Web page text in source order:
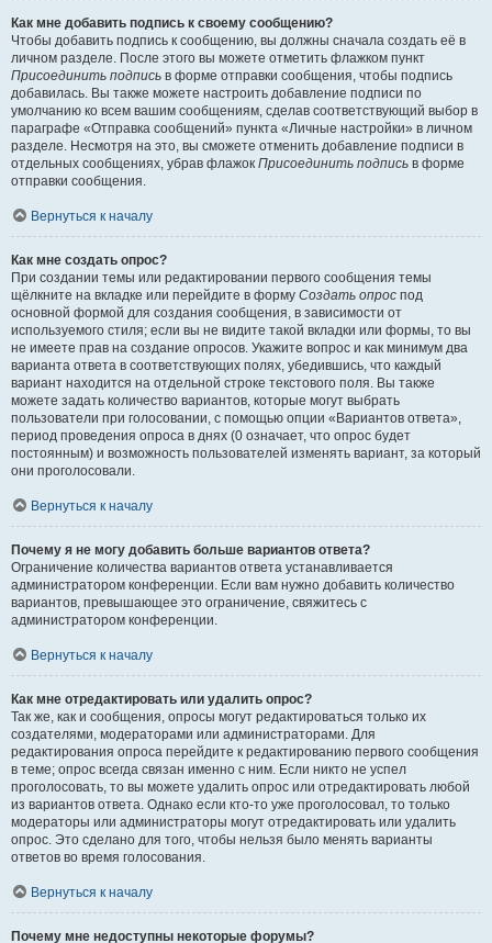
Как мне добавить подпись к своему сообщению?
Чтобы добавить подпись к сообщению, вы должны сначала создать её в
личном разделе. После этого вы можете отметить флажком пункт
Присоединить подпись в форме отправки сообщения, чтобы подпись
добавилась. Вы также можете настроить добавление подписи по
умолчанию ко всем вашим сообщениям, сделав соответствующий выбор в
параграфе «Отправка сообщений» пункта «Личные настройки» в личном
разделе. Несмотря на это, вы сможете отменить добавление подписи в
отдельных сообщениях, убрав флажок Присоединить подпись в форме
отправки сообщения.
Вернуться к началу
Как мне создать опрос?
При создании темы или редактировании первого сообщения темы
щёлкните на вкладке или перейдите в форму Создать опрос под
основной формой для создания сообщения, в зависимости от
используемого стиля; если вы не видите такой вкладки или формы, то вы
не имеете прав на создание опросов. Укажите вопрос и как минимум два
варианта ответа в соответствующих полях, убедившись, что каждый
вариант находится на отдельной строке текстового поля. Вы также
можете задать количество вариантов, которые могут выбрать
пользователи при голосовании, с помощью опции «Вариантов ответа»,
период проведения опроса в днях (0 означает, что опрос будет
постоянным) и возможность пользователей изменять вариант, за который
они проголосовали.
Вернуться к началу
Почему я не могу добавить больше вариантов ответа?
Ограничение количества вариантов ответа устанавливается
администратором конференции. Если вам нужно добавить количество
вариантов, превышающее это ограничение, свяжитесь с
администратором конференции.
Вернуться к началу
Как мне отредактировать или удалить опрос?
Так же, как и сообщения, опросы могут редактироваться только их
создателями, модераторами или администраторами. Для
редактирования опроса перейдите к редактированию первого сообщения
в теме; опрос всегда связан именно с ним. Если никто не успел
проголосовать, то вы можете удалить опрос или отредактировать любой
из вариантов ответа. Однако если кто-то уже проголосовал, то только
модераторы или администраторы могут отредактировать или удалить
опрос. Это сделано для того, чтобы нельзя было менять варианты
ответов во время голосования.
Вернуться к началу
Почему мне недоступны некоторые форумы?